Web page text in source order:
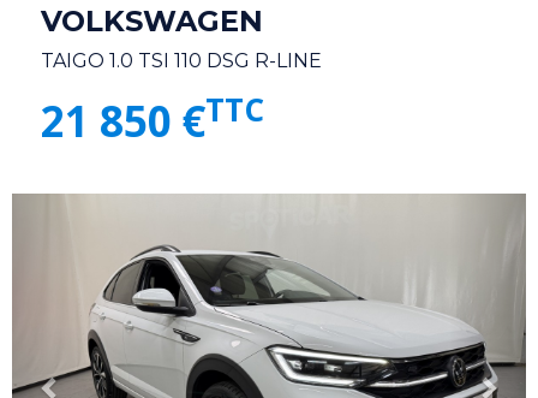
VOLKSWAGEN
TAIGO 1.0 TSI 110 DSG R-LINE
21 850 €TTC